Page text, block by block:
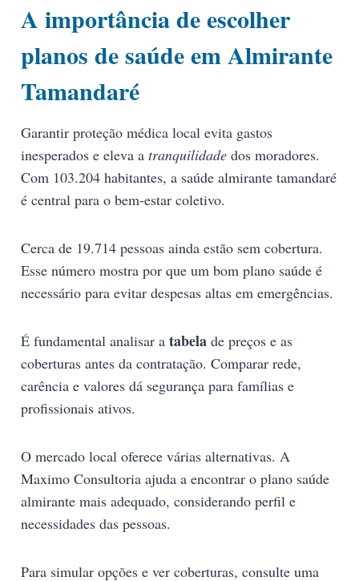
A importância de escolher
planos de saúde em Almirante
Tamandaré
Garantir proteção médica local evita gastos
inesperados e eleva a tranquilidade dos moradores.
Com 103.204 habitantes, a saúde almirante tamandaré
é central para o bem-estar coletivo.
Cerca de 19.714 pessoas ainda estão sem cobertura.
Esse número mostra por que um bom plano saúde é
necessário para evitar despesas altas em emergências.
É fundamental analisar a tabela de preços e as
coberturas antes da contratação. Comparar rede,
carência e valores dá segurança para famílias e
profissionais ativos.
O mercado local oferece várias alternativas. A
Maximo Consultoria ajuda a encontrar o plano saúde
almirante mais adequado, considerando perfil e
necessidades das pessoas.
Para simular opções e ver coberturas, consulte uma